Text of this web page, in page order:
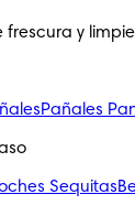
frescura y
Pañales
Sequitas